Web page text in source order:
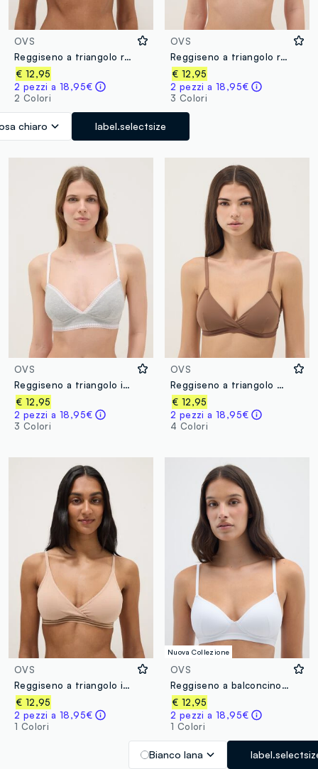
OVS
Reggiseno a triangolo rosa con dettaglio in pizzo
€ 12,95
2 pezzi a 18,95€
2 Colori
chiaro label.selectsize
OVS
Reggiseno a triangolo rosa con pizzo e spalline sottili
€ 12,95
2 pezzi a 18,95€
3 Colori
OVS
Reggiseno a triangolo in cotone elasticizzato grigio
€ 12,95
2 pezzi a 18,95€
3 Colori
OVS
Reggiseno a triangolo beige con imbottitura rimovibile in tessuto elasticizzato
€ 12,95
2 pezzi a 18,95€
4 Colori
OVS
Reggiseno a triangolo in cotone biologico elasticizzato beige
€ 12,95
2 pezzi a 18,95€
1 Colori
Nuova Collezione
OVS
Reggiseno a balconcino in cotone elasticizzato bianco
€ 12,95
2 pezzi a 18,95€
1 Colori
Bianco lana